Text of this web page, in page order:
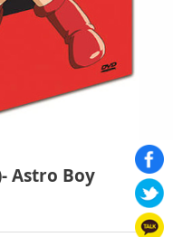
Astro Boy